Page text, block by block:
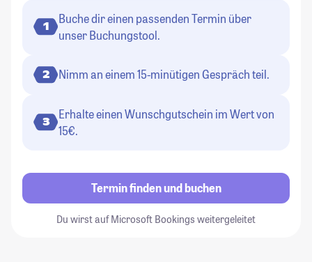
1
Buche dir einen passenden Termin über
unser Buchungstool.
2 Nimm an einem 15-minütigen Gespräch teil.
3
Erhalte einen Wunschgutschein im Wert von
15€.
Termin finden und buchen
Du wirst auf Microsoft Bookings weitergeleitet